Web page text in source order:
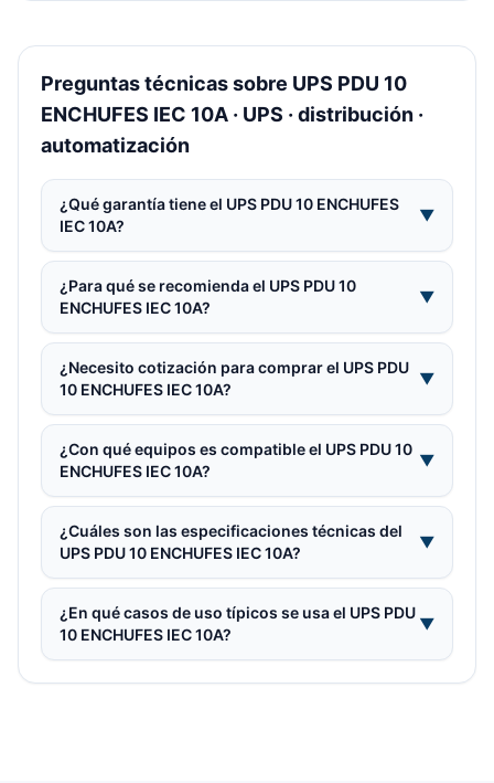
Preguntas técnicas sobre UPS PDU 10
ENCHUFES IEC 10A · UPS · distribución ·
automatización
¿Qué garantía tiene el UPS PDU 10 ENCHUFES
IEC 10A?
▼
¿Para qué se recomienda el UPS PDU 10
ENCHUFES IEC 10A?
▼
¿Necesito cotización para comprar el UPS PDU
10 ENCHUFES IEC 10A?
▼
¿Con qué equipos es compatible el UPS PDU 10
ENCHUFES IEC 10A?
▼
¿Cuáles son las especificaciones técnicas del
UPS PDU 10 ENCHUFES IEC 10A?
▼
¿En qué casos de uso típicos se usa el UPS PDU
10 ENCHUFES IEC 10A?
▼